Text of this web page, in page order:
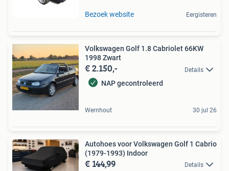
Bezoek website Eergisteren
Volkswagen Golf 1.8 Cabriolet 66KW
1998 Zwart
€ 2.150,- Details
NAP gecontroleerd
Wernhout 30 jul 26
Autohoes voor Volkswagen Golf 1 Cabrio
(1979-1993) Indoor
€ 144,99 Details